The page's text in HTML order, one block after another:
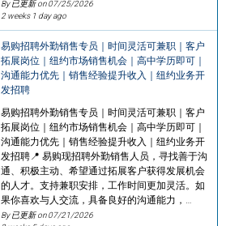
By 已更新 on07/25/2026
2 weeks 1 day ago
易购招聘外勤销售专员｜时间灵活可兼职｜客户
拓展岗位｜纽约市场销售机会｜高中学历即可｜
沟通能力优先｜销售经验提升收入｜纽约业务开
发招聘
易购招聘外勤销售专员｜时间灵活可兼职｜客户
拓展岗位｜纽约市场销售机会｜高中学历即可｜
沟通能力优先｜销售经验提升收入｜纽约业务开
发招聘📍 易购现招聘外勤销售人员，寻找善于沟
通、积极主动、希望通过拓展客户获得发展机会
的人才。支持兼职安排，工作时间更加灵活。如
果你喜欢与人交流，具备良好的沟通能力，…
By 已更新 on07/21/2026